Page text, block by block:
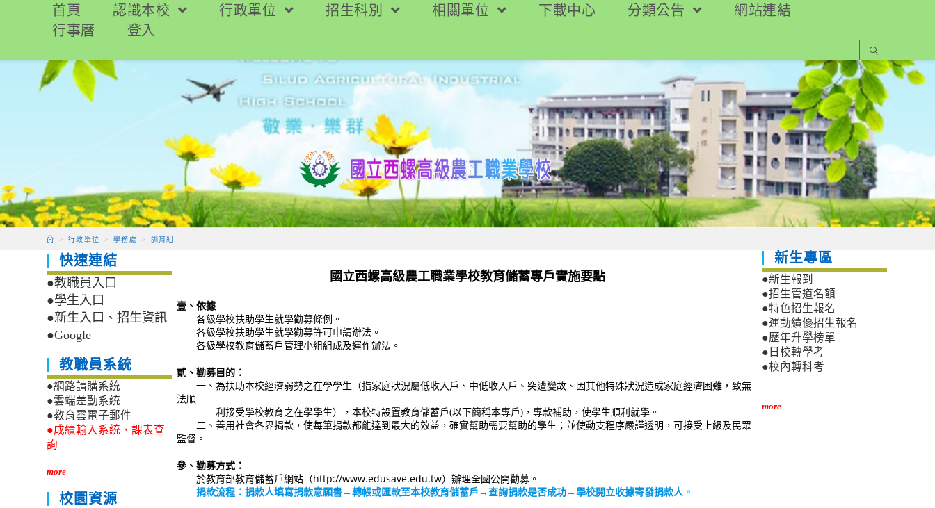
要
首頁 認識本校 行政單位 招生科別 相關單位 下載中心 分類公告
網站連結
行事曆
登入
> 行政單位 > 學務處 > 訓育組
國立西螺高級農工職業學校教育儲蓄專戶實施要點
壹、依據
各級學校扶助學生就學勸募條例。
各級學校扶助學生就學勸募許可申請辦法。
各級學校教育儲蓄戶管理小組組成及運作辦法。
貳、勸募目的：
一、為扶助本校經濟弱勢之在學學生（指家庭狀況屬低收入戶、中低收入戶、突遭變故、因其他特殊狀況造成家庭經濟困難，致無
法順
利接受學校教育之在學學生），本校特設置教育儲蓄戶(以下簡稱本專戶)，專款補助，使學生順利就學。
二、善用社會各界捐款，使每筆捐款都能達到最大的效益，確實幫助需要幫助的學生；並使動支程序嚴謹透明，可接受上級及民眾
監督。
參、勸募方式：
於教育部教育儲蓄戶網站（http://www.edusave.edu.tw）辦理全國公開勸募。
捐款流程：捐款人填寫捐款意願書→轉帳或匯款至本校教育儲蓄戶→查詢捐款是否成功→學校開立收據寄發捐款人。
快速連結
●教職員入口
●學生入口
●新生入口、招生資訊
●Google
教職員系統
●網路請購系統
●雲端差勤系統
●教育雲電子郵件
●成績輸入系統、課表查
詢
more
校園資源
新生專區
●新生報到
●招生管道名額
●特色招生報名
●運動績優招生報名
●歷年升學榜單
●日校轉學考
●校內轉科考
more